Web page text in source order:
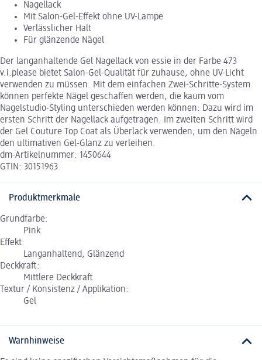
Nagellack
Mit Salon-Gel-Effekt ohne UV-Lampe
Verlässlicher Halt
Für glänzende Nägel
Der langanhaltende Gel Nagellack von essie in der Farbe 473
v.i.please bietet Salon-Gel-Qualität für zuhause, ohne UV-Licht
verwenden zu müssen. Mit dem einfachen Zwei-Schritte-System
können perfekte Nägel geschaffen werden, die kaum vom
Nagelstudio-Styling unterschieden werden können: Dazu wird im
ersten Schritt der Nagellack aufgetragen. Im zweiten Schritt wird
der Gel Couture Top Coat als Überlack verwenden, um den Nägeln
den ultimativen Gel-Glanz zu verleihen.
dm-Artikelnummer: 1450644
GTIN: 30151963
Produktmerkmale
Grundfarbe:
Pink
Effekt:
Langanhaltend, Glänzend
Deckkraft:
Mittlere Deckkraft
Textur / Konsistenz / Applikation:
Gel
Warnhinweise